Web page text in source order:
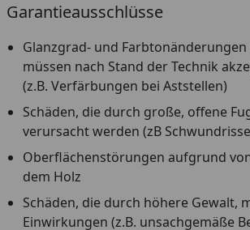
Garantieausschlüsse
Glanzgrad- und
müssen nach Stand der Technik
(z.B. Verfärbungen bei Aststellen)
Schäden, die durch große, offene
verursacht werden (zB
Oberflächenstörungen aufgrund
dem Holz
Schäden, die durch höhere Gewalt,
Einwirkungen (z.B. unsachgemäße